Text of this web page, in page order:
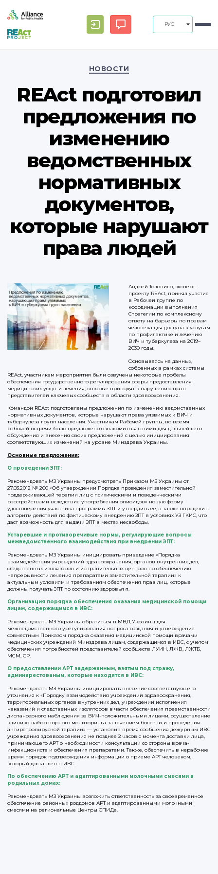
РУС
НОВОСТИ
REAct подготовил
предложения по
изменению
ведомственных
нормативных
документов,
которые нарушают
права людей
Андрей Толопило, эксперт
проекту REAct, принял участие
в Рабочей группе по
координации выполнения
Стратегии по комплексному
ответу на барьеры по правам
человека для доступа к услугам
по профилактике и лечению
ВИЧ и туберкулеза на 2019–
2030 годы.
Основываясь на данных,
собранных в рамках системы
REAct, участникам мероприятия были озвучены некоторые пробелы
обеспечения государственного регулирования сферы предоставления
медицинских услуг и лечения, которые приводят к нарушению прав
представителей ключевых сообществ в области здравоохранения.
Командой REAct подготовлены предложения по изменению ведомственных
нормативных документов, которые нарушают права уязвимых к ВИЧ и
туберкулеза групп населения. Участникам Рабочей группы, во время
рабочей встречи было предложено ознакомиться с ними для дальнейшего
обсуждения и внесения своих предложений с целью инициирования
соответствующих изменений на уровне Минздрава Украины.
Основные предложения:
О проведении ЗПТ:
Рекомендовать МЗ Украины предусмотреть Приказом МЗ Украины от
27.03.2012 № 200 «Об утверждении Порядка проведения заместительной
поддерживающей терапии лиц с психическими и поведенческими
расстройствами вследствие употребления опиоидов» новую форму
удостоверения участника программы ЗПТ и утвердить ее, а также определить
алгоритм действий по фактическому внедрению ЗПТ в условиях УЗ ГКИС, что
даст возможность для выдачи ЗПТ в местах несвободы.
Устаревшие и противоречивые нормы, регулирующие вопросы
межведомственного взаимодействия при внедрении ЗПТ:
Рекомендовать МЗ Украины инициировать приведение «Порядка
взаимодействия учреждений здравоохранения, органов внутренних дел,
следственных изоляторов и исправительных центров по обеспечению
непрерывности лечения препаратами заместительной терапии» к
актуальным условиям и требованиям обеспечения прав лиц, которые
должны получать ЗПТ по состоянию здоровья я.
Организация порядка обеспечения оказания медицинской помощи
лицам, содержащимся в ИВС:
Рекомендовать МЗ Украины обратиться в МВД Украины для
межведомственного урегулирования вопроса создания и утверждение
совместным Приказом порядка оказания медицинской помощи врачами
медицинских учреждений Минздрава лицам, содержащимся в ИВС, с учетом
обеспечения потребностей представителей сообществ ЛУИН, ЛЖВ, ЛЖТБ,
МСМ, СР.
О предоставлении АРТ задержанным, взятым под стражу,
админарестованым, которые находятся в ИВС:
Рекомендовать МЗ Украины инициировать внесение соответствующего
уточнения к «Порядку взаимодействия учреждений здравоохранения,
территориальных органов внутренних дел, учреждений исполнения
наказаний и следственных изоляторов в части обеспечения преемственности
диспансерного наблюдения за ВИЧ-положительными лицами, осуществление
клинико-лабораторного мониторинга за течением болезни и проведения
антиретровирусной терапии» — установив время сообщения дежурным ИВС
учреждения здравоохранения не позднее 2 часов с момента доставки лица,
принимающего АРТ о необходимости консультации со стороны врача-
инфекциониста и обеспечения препаратами. Также, обеспечить в нерабочее
время порядок подтверждения информации о приеме АРТ человеком,
который доставлен в ИВС.
По обеспечению АРТ и адаптированными молочными смесями в
родильных домах:
Рекомендовать МЗ Украины возложить ответственность за своевременное
обеспечение районных роддомов АРТ и адаптированными молочными
смесями на региональные Центры СПИДа.